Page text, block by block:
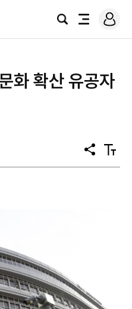
검
전
로
그
화 확산 유공자
공
유
텍
스